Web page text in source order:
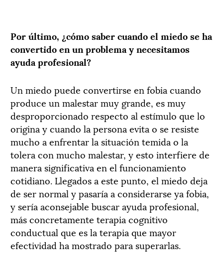
Por último, ¿cómo saber cuando el miedo se ha
convertido en un problema y necesitamos
ayuda profesional?
Un miedo puede convertirse en fobia cuando
produce un malestar muy grande, es muy
desproporcionado respecto al estímulo que lo
origina y cuando la persona evita o se resiste
mucho a enfrentar la situación temida o la
tolera con mucho malestar, y esto interfiere de
manera significativa en el funcionamiento
cotidiano. Llegados a este punto, el miedo deja
de ser normal y pasaría a considerarse ya fobia,
y sería aconsejable buscar ayuda profesional,
más concretamente terapia cognitivo
conductual que es la terapia que mayor
efectividad ha mostrado para superarlas.